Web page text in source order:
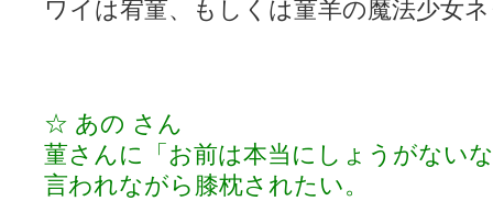
ワイは宥菫、もしくは菫羊の魔法少女
☆ あの さん
菫さんに「お前は本当にしょうがない
言われながら膝枕されたい。